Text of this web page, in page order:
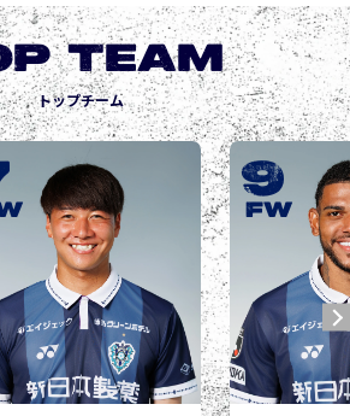
TEAM
トップチーム
城後 寿
JOGO Hisashi
10
FW